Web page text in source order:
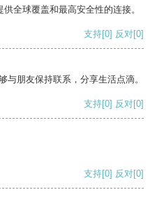
全球覆盖和最高安全性的连接。
支持[0] 反对[0]
与朋友保持联系，分享生活点滴。
支持[0] 反对[0]
支持[0] 反对[0]